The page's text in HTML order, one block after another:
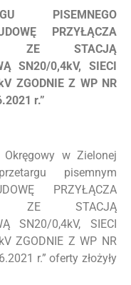
PISEMNEGO
PRZYŁĄCZA
ZE STACJĄ
SN20/0,4kV, SIECI
ZGODNIE Z WP NR
r.”
w Zielonej
pisemnym
PRZYŁĄCZA
ZE STACJĄ
SN20/0,4kV, SIECI
ZGODNIE Z WP NR
r.” oferty złożyły